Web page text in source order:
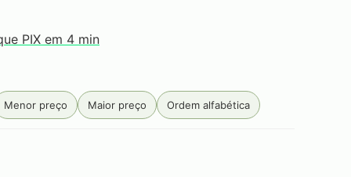
PIX em 4 min
Menor preço Maior preço Ordem alfabética